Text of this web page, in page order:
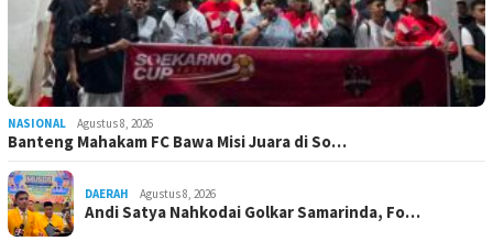
NASIONAL Agustus 8, 2026
Banteng Mahakam FC Bawa Misi Juara di So…
DAERAH Agustus 8, 2026
Andi Satya Nahkodai Golkar Samarinda, Fo…